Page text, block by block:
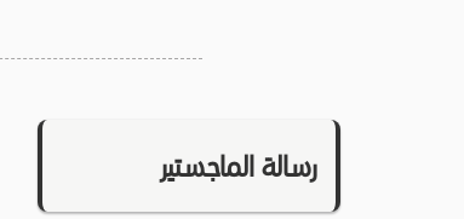
رسالة الماجستير